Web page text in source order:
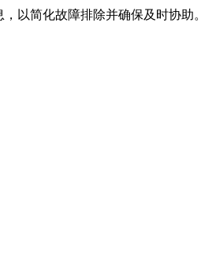
以简化故障排除并确保及时协助。